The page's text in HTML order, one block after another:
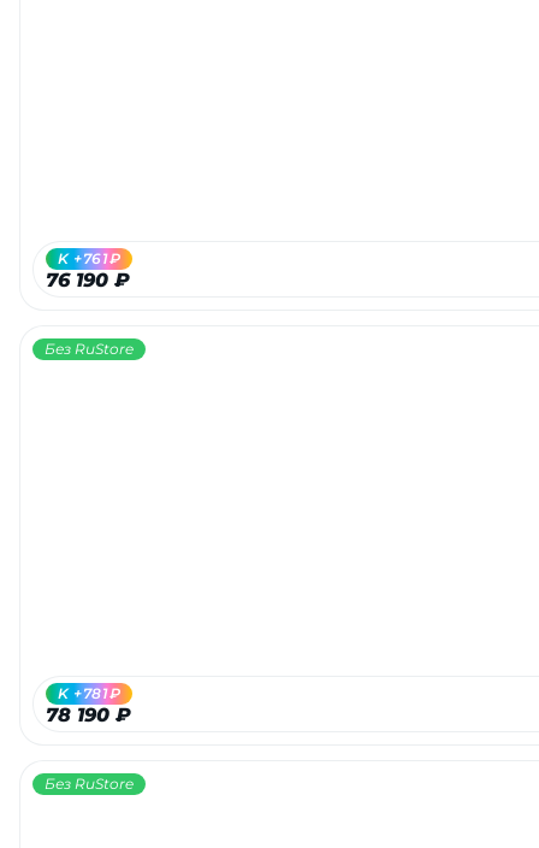
76 190 ₽
K +761₽
Без RuStore
78 190 ₽
K +781₽
Без RuStore